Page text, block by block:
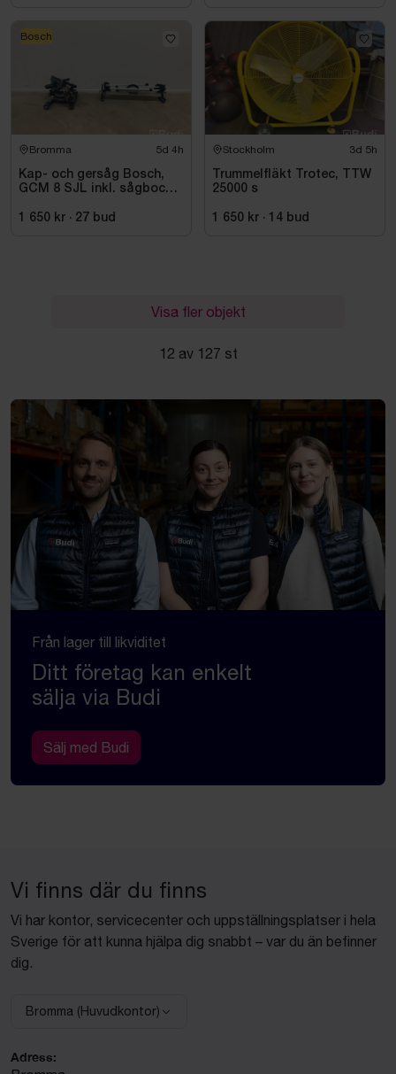
Bromma 5d 4h
Kap- och gersåg Bosch,
GCM 8 SJL inkl. sågbock
1 650 kr · 27 bud
Bosch
Stockholm 3d 5h
Trummelfläkt Trotec, TTW
25000 s
1 650 kr · 14 bud
Visa fler objekt
12 av 127 st
Från lager till likviditet
Ditt företag kan enkelt
sälja via Budi
Sälj med Budi
Vi finns där du finns
Vi har kontor, servicecenter och uppställningsplatser i hela
Sverige för att kunna hjälpa dig snabbt – var du än befinner
dig.
Välj anläggning:
Bromma (Huvudkontor)
Adress: